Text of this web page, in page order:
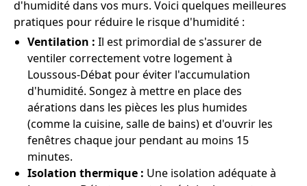
d'humidité dans vos murs. Voici quelques meilleures
pratiques pour réduire le risque d'humidité :
Ventilation : Il est primordial de s'assurer de
ventiler correctement votre logement à
Loussous-Débat pour éviter l'accumulation
d'humidité. Songez à mettre en place des
aérations dans les pièces les plus humides
(comme la cuisine, salle de bains) et d'ouvrir les
fenêtres chaque jour pendant au moins 15
minutes.
Isolation thermique : Une isolation adéquate à